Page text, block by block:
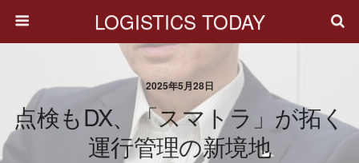
LOGISTICS TODAY
2025年5月28日
点検もDX、「スマトラ」が拓く
運行管理の新境地